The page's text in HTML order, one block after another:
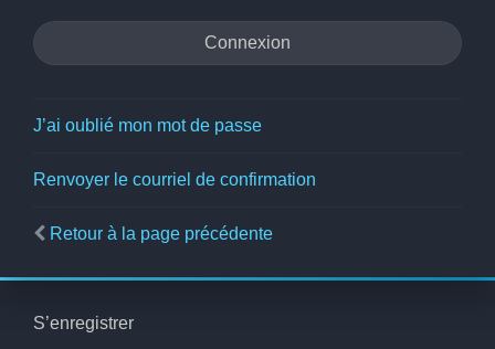
J’ai oublié mon mot de passe
Renvoyer le courriel de confirmation
Retour à la page précédente
S’enregistrer